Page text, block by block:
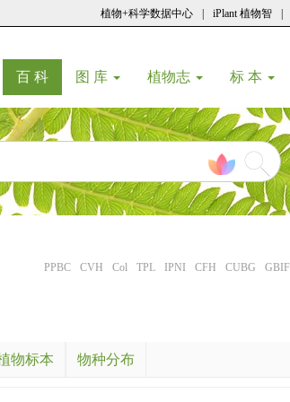
植物+科学数据中心 iPlant 植物智
百 科(current)
图 库 植物志 标 本
PPBC CVH Col TPL IPNI CFH CUBG GBIF
物标本 物种分布